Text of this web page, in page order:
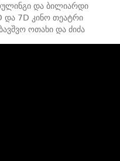
და ბილიარდი
და 7D კინო თეატრი
ოთახი და ძიძა